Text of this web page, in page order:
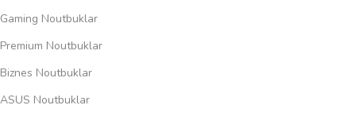
Gaming Noutbuklar
Premium Noutbuklar
Biznes Noutbuklar
ASUS Noutbuklar